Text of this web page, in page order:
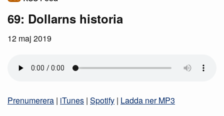
69: Dollarns historia
12 maj 2019
Prenumerera | iTunes | Spotify | Ladda ner MP3